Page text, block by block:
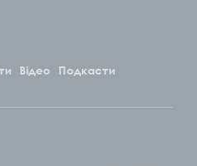
Відео
Подкасти